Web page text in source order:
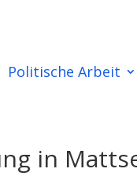
Politische Arbeit
in